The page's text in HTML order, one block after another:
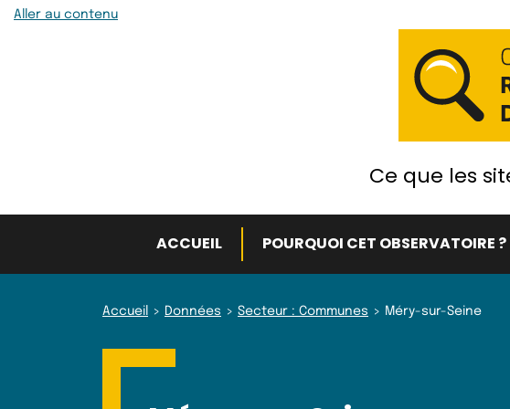
Aller au contenu
Ce que les
ACCUEIL POURQUOI CET OBSERVATOIRE ?
Accueil Données Secteur : Communes Méry-sur-Seine